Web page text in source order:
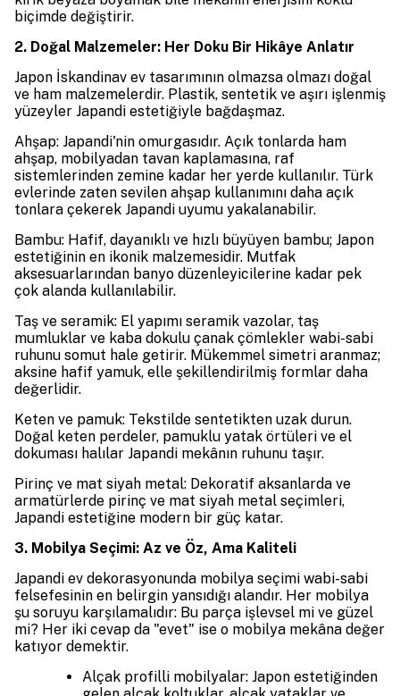
biçimde değiştirir.
2. Doğal Malzemeler: Her Doku Bir Hikâye Anlatır
Japon İskandinav ev tasarımının olmazsa olmazı doğal
ve ham malzemelerdir. Plastik, sentetik ve aşırı işlenmiş
yüzeyler Japandi estetiğiyle bağdaşmaz.
Ahşap: Japandi'nin omurgasıdır. Açık tonlarda ham
ahşap, mobilyadan tavan kaplamasına, raf
sistemlerinden zemine kadar her yerde kullanılır. Türk
evlerinde zaten sevilen ahşap kullanımını daha açık
tonlara çekerek Japandi uyumu yakalanabilir.
Bambu: Hafif, dayanıklı ve hızlı büyüyen bambu; Japon
estetiğinin en ikonik malzemesidir. Mutfak
aksesuarlarından banyo düzenleyicilerine kadar pek
çok alanda kullanılabilir.
Taş ve seramik: El yapımı seramik vazolar, taş
mumluklar ve kaba dokulu çanak çömlekler wabi-sabi
ruhunu somut hale getirir. Mükemmel simetri aranmaz;
aksine hafif yamuk, elle şekillendirilmiş formlar daha
değerlidir.
Keten ve pamuk: Tekstilde sentetikten uzak durun.
Doğal keten perdeler, pamuklu yatak örtüleri ve el
dokuması halılar Japandi mekânın ruhunu taşır.
Pirinç ve mat siyah metal: Dekoratif aksanlarda ve
armatürlerde pirinç ve mat siyah metal seçimleri,
Japandi estetiğine modern bir güç katar.
3. Mobilya Seçimi: Az ve Öz, Ama Kaliteli
Japandi ev dekorasyonunda mobilya seçimi wabi-sabi
felsefesinin en belirgin yansıdığı alandır. Her mobilya
şu soruyu karşılamalıdır: Bu parça işlevsel mi ve güzel
mi? Her iki cevap da "evet" ise o mobilya mekâna değer
katıyor demektir.
Alçak profilli mobilyalar: Japon estetiğinden